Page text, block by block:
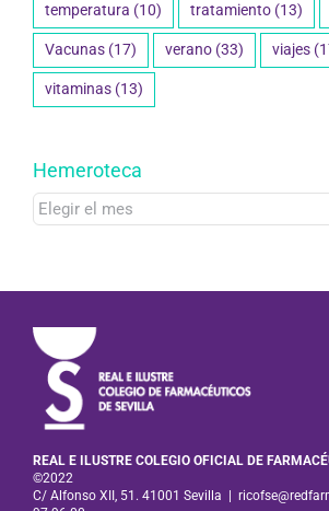
temperatura (10) tratamiento (13)
Vacunas (17) verano (33) viajes
vitaminas (13)
Hemeroteca
Hemeroteca
REAL E ILUSTRE COLEGIO OFICIAL DE
©2022
C/ Alfonso XII, 51. 41001 Sevilla